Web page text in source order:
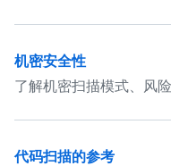
机密安全性
了解机密扫描模式、风
代码扫描的参考